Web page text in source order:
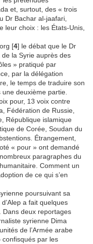
et, surtout, des « trois
Dr Bachar al-jaafari,
leur choix : les États-Unis,
[4] le débat que le Dr
la Syrie auprès des
» pratiqué par
par la délégation
le temps de traduire son
deuxième partie.
pour, 13 voix contre
Fédération de Russie,
République islamique
de Corée, Soudan du
Étrangement,
« pour » ont demandé
paragraphes du
Comment un
de ce qui s’en
poursuivant sa
a fait quelques
Dans deux reportages
syrienne Dima
de l’Armée arabe
confisqués par les